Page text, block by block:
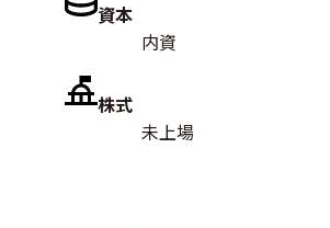
資本
内資
株式
未上場